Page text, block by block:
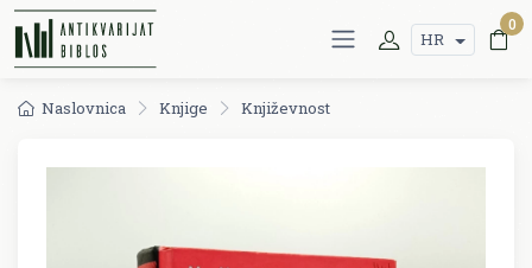
HR
0
Naslovnica Knjige Književnost